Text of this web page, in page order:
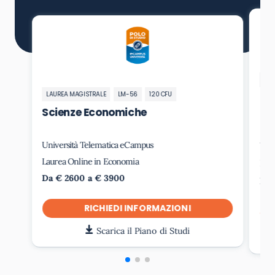
LAUREA MAGISTRALE LM-56 120 CFU
Scienze Economiche
Università Telematica eCampus
Laurea Online in Economia
Da € 2600 a € 3900
RICHIEDI INFORMAZIONI
Scarica il Piano di Studi
Da